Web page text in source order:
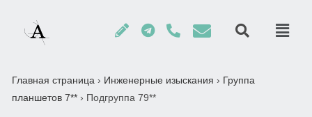
Главная страница › Инженерные изыскания › Группа
планшетов 7** › Подгруппа 79**